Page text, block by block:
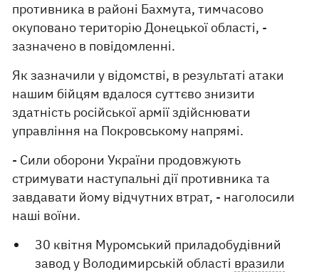
противника в районі Бахмута, тимчасово
окуповано територію Донецької області, -
зазначено в повідомленні.
Як зазначили у відомстві, в результаті атаки
нашим бійцям вдалося суттєво знизити
здатність російської армії здійснювати
управління на Покровському напрямі.
- Сили оборони України продовжують
стримувати наступальні дії противника та
завдавати йому відчутних втрат, - наголосили
наші воїни.
30 квітня Муромський приладобудівний
завод у Володимирській області вразили